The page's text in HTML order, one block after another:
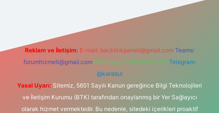
Reklam ve İletişim: E-mail: backlinkpaneli@gmail.com Teams:
forumhizmeti@gmail.com Whatsapp: 0262 606 0 726 Telegram:
@karabul
Yasal Uyarı: Sitemiz, 5651 Sayılı Kanun gereğince Bilgi Teknolojileri
ve İletişim Kurumu (BTK) tarafından onaylanmış bir Yer Sağlayıcı
olarak hizmet vermektedir. Bu nedenle, sitedeki içerikleri proaktif